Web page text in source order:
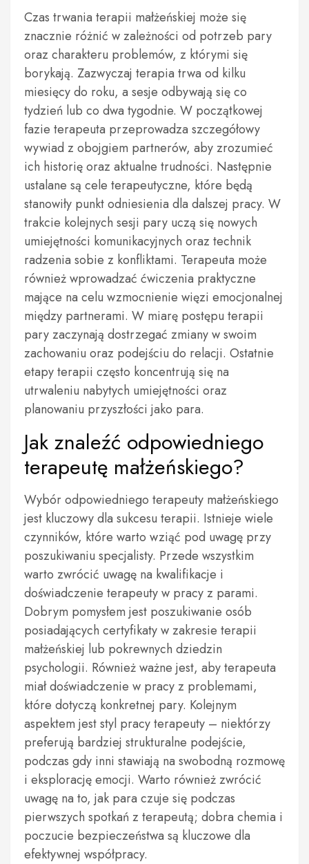
Czas trwania terapii małżeńskiej może się
znacznie różnić w zależności od potrzeb pary
oraz charakteru problemów, z którymi się
borykają. Zazwyczaj terapia trwa od kilku
miesięcy do roku, a sesje odbywają się co
tydzień lub co dwa tygodnie. W początkowej
fazie terapeuta przeprowadza szczegółowy
wywiad z obojgiem partnerów, aby zrozumieć
ich historię oraz aktualne trudności. Następnie
ustalane są cele terapeutyczne, które będą
stanowiły punkt odniesienia dla dalszej pracy. W
trakcie kolejnych sesji pary uczą się nowych
umiejętności komunikacyjnych oraz technik
radzenia sobie z konfliktami. Terapeuta może
również wprowadzać ćwiczenia praktyczne
mające na celu wzmocnienie więzi emocjonalnej
między partnerami. W miarę postępu terapii
pary zaczynają dostrzegać zmiany w swoim
zachowaniu oraz podejściu do relacji. Ostatnie
etapy terapii często koncentrują się na
utrwaleniu nabytych umiejętności oraz
planowaniu przyszłości jako para.
Jak znaleźć odpowiedniego
terapeutę małżeńskiego?
Wybór odpowiedniego terapeuty małżeńskiego
jest kluczowy dla sukcesu terapii. Istnieje wiele
czynników, które warto wziąć pod uwagę przy
poszukiwaniu specjalisty. Przede wszystkim
warto zwrócić uwagę na kwalifikacje i
doświadczenie terapeuty w pracy z parami.
Dobrym pomysłem jest poszukiwanie osób
posiadających certyfikaty w zakresie terapii
małżeńskiej lub pokrewnych dziedzin
psychologii. Również ważne jest, aby terapeuta
miał doświadczenie w pracy z problemami,
które dotyczą konkretnej pary. Kolejnym
aspektem jest styl pracy terapeuty – niektórzy
preferują bardziej strukturalne podejście,
podczas gdy inni stawiają na swobodną rozmowę
i eksplorację emocji. Warto również zwrócić
uwagę na to, jak para czuje się podczas
pierwszych spotkań z terapeutą; dobra chemia i
poczucie bezpieczeństwa są kluczowe dla
efektywnej współpracy.